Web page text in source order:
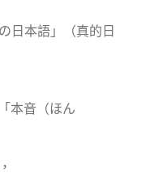
日本語」（真的日
本音（ほん